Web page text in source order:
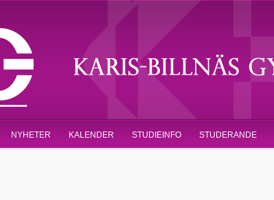
NYHETER KALENDER STUDIEINFO STUDERANDE